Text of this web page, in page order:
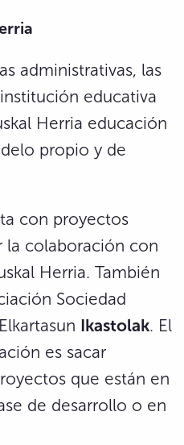
administrativas, las
educativa
Herria educación
propio y de
con proyectos
la colaboración con
Herria. También
Sociedad
Ikastolak. El
es sacar
que están en
de desarrollo o en